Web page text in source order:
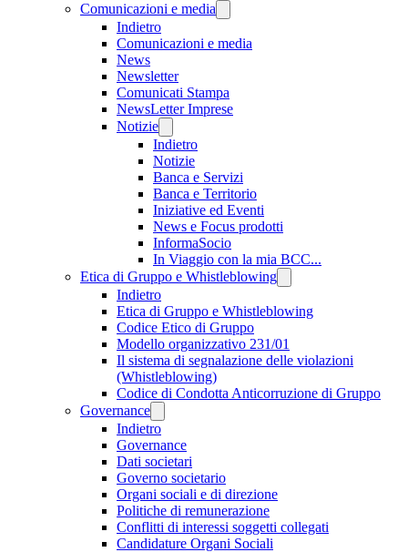
Comunicazioni e media
Indietro
Comunicazioni e media
News
Newsletter
Comunicati Stampa
NewsLetter Imprese
Notizie
Indietro
Notizie
Banca e Servizi
Banca e Territorio
Iniziative ed Eventi
News e Focus prodotti
InformaSocio
In Viaggio con la mia BCC...
Etica di Gruppo e Whistleblowing
Indietro
Etica di Gruppo e Whistleblowing
Codice Etico di Gruppo
Modello organizzativo 231/01
Il sistema di segnalazione delle violazioni
(Whistleblowing)
Codice di Condotta Anticorruzione di Gruppo
Governance
Indietro
Governance
Dati societari
Governo societario
Organi sociali e di direzione
Politiche di remunerazione
Conflitti di interessi soggetti collegati
Candidature Organi Sociali